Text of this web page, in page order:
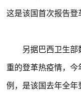
这是该国首次报告登
另据巴西卫生部
重的登革热疫情，
例，是该国去年全年